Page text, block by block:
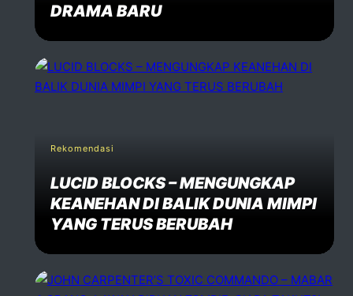
DRAMA BARU
Rekomendasi
LUCID BLOCKS – MENGUNGKAP
KEANEHAN DI BALIK DUNIA MIMPI
YANG TERUS BERUBAH